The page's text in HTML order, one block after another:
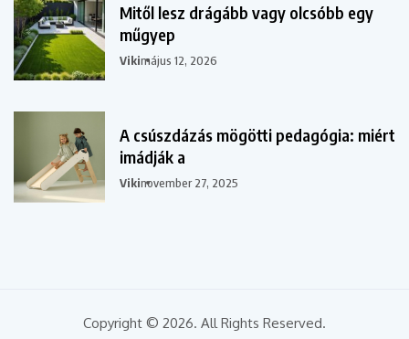
Mitől lesz drágább vagy olcsóbb egy
műgyep
Vikimájus 12, 2026
A csúszdázás mögötti pedagógia: miért
imádják a
Vikinovember 27, 2025
Copyright © 2026. All Rights Reserved.